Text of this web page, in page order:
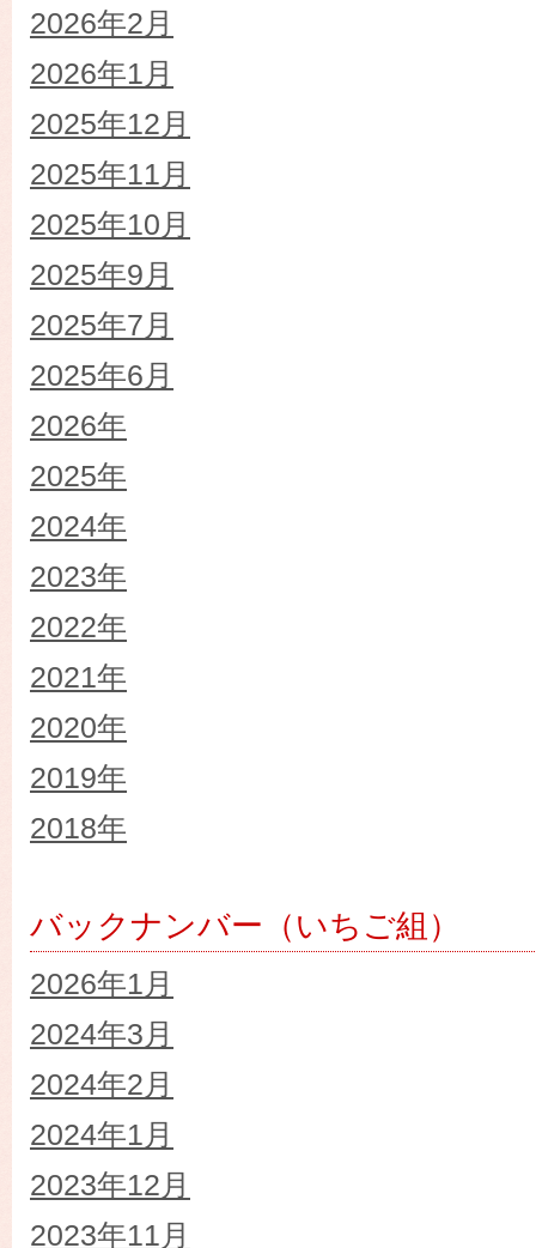
2026年2月
2026年1月
2025年12月
2025年11月
2025年10月
2025年9月
2025年7月
2025年6月
2026年
2025年
2024年
2023年
2022年
2021年
2020年
2019年
2018年
バックナンバー（いちご組）
2026年1月
2024年3月
2024年2月
2024年1月
2023年12月
2023年11月